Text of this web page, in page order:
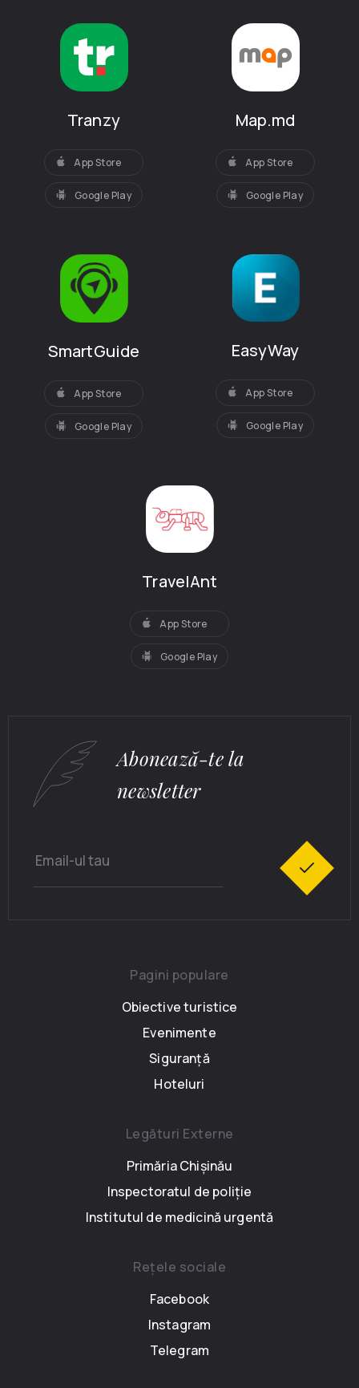
Tranzy
App Store
Google Play
Map.md
App Store
Google Play
SmartGuide
App Store
Google Play
EasyWay
App Store
Google Play
TravelAnt
App Store
Google Play
Abonează-te la
newsletter
Pagini populare
Obiective turistice
Evenimente
Siguranță
Hoteluri
Legături Externe
Primăria Chișinău
Inspectoratul de poliție
Institutul de medicină urgentă
Rețele sociale
Facebook
Instagram
Telegram